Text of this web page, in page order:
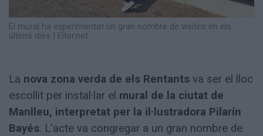
El mural ha experimentat un gran nombre de visites en els
últims dies | Elter.net
La nova zona verda de els Rentants va ser el lloc
escollit per instal·lar el mural de la ciutat de
Manlleu, interpretat per la il·lustradora Pilarín
Bayés. L'acte va congregar a un gran nombre de